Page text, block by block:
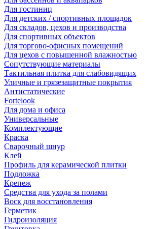
Для гостиниц
Для детских / спортивных площадок
Для складов, цехов и производства
Для спортивных объектов
Для торгово-офисных помещений
Для цехов с повышенной влажностью
Сопутствующие материалы
Тактильная плитка для слабовидящих
Уличные и грязезащитные покрытия
Антистатические
Fortelook
Для дома и офиса
Универсальные
Комплектующие
Краска
Сварочный шнур
Клей
Профиль для керамической плитки
Подложка
Крепеж
Средства для ухода за полами
Воск для восстановления
Герметик
Гидроизоляция